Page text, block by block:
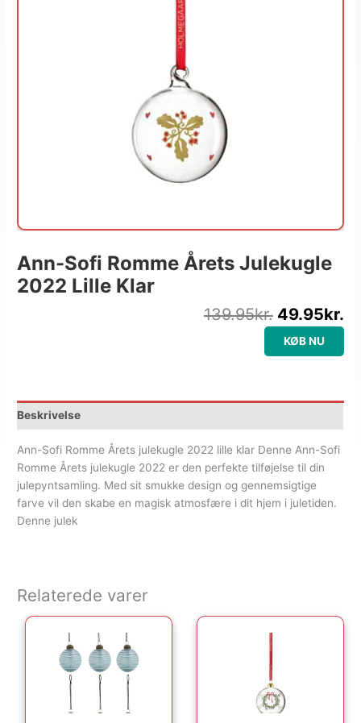
Ann-Sofi Romme Årets Julekugle
2022 Lille Klar
139.95kr. 49.95kr.
KØB NU
Beskrivelse
Ann-Sofi Romme Årets julekugle 2022 lille klar Denne Ann-Sofi
Romme Årets julekugle 2022 er den perfekte tilføjelse til din
julepyntsamling. Med sit smukke design og gennemsigtige
farve vil den skabe en magisk atmosfære i dit hjem i juletiden.
Denne julek
Relaterede varer